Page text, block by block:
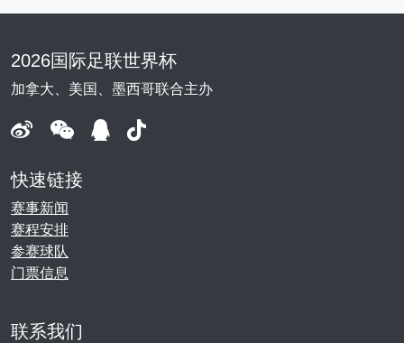
2026国际足联世界杯
加拿大、美国、墨西哥联合主办
快速链接
赛事新闻
赛程安排
参赛球队
门票信息
联系我们